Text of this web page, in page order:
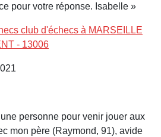
pour votre réponse. Isabelle »
club d'échecs à MARSEILLE
- 13006
personne pour venir jouer aux
mon père (Raymond, 91), avide